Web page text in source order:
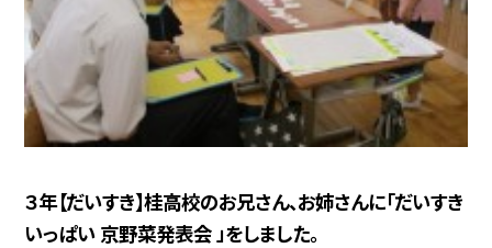
３年【だいすき】桂高校のお兄さん、お姉さんに「だいすき
いっぱい 京野菜発表会 」をしました。